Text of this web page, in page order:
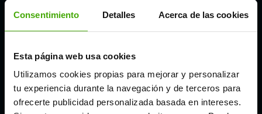
Consentimiento Detalles Acerca de las cookies
Esta página web usa cookies
Utilizamos cookies propias para mejorar y personalizar
tu experiencia durante la navegación y de terceros para
ofrecerte publicidad personalizada basada en intereses.
Córdoba
Madrid
Málaga